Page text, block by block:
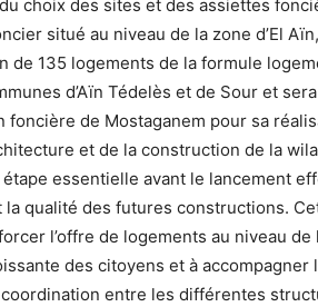
choix des sites et des assiettes
situé au niveau de la zone d’El
de 135 logements de la formule
d’Aïn Tédelès et de Sour et
foncière de Mostaganem pour sa
et de la construction de la
essentielle avant le lancement
qualité des futures constructions.
l’offre de logements au niveau de
des citoyens et à
entre les différentes